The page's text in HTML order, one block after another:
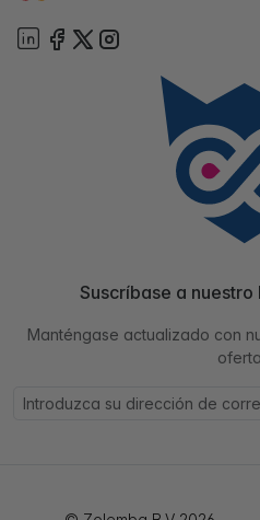
Suscríbase a
Manténgase actualizado con